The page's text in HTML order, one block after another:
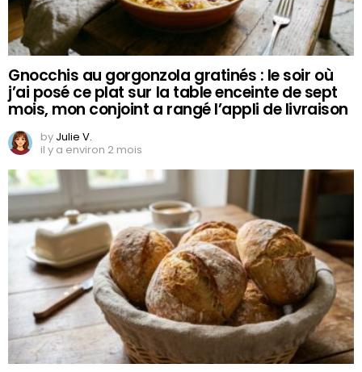
Gnocchis au gorgonzola gratinés : le soir où
j’ai posé ce plat sur la table enceinte de sept
mois, mon conjoint a rangé l’appli de livraison
by Julie V.
il y a environ 2 mois